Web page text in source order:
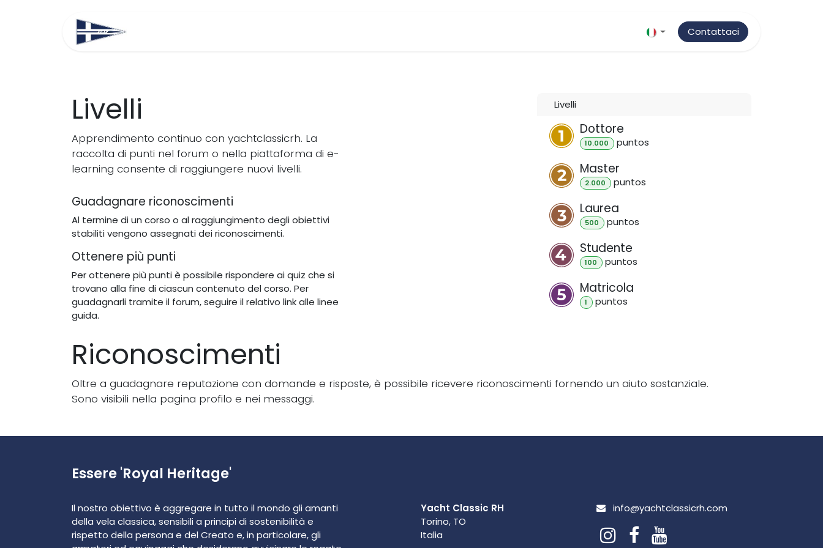
Notizie e Media Contattaci
Livelli
Apprendimento continuo con yachtclassicrh. La
raccolta di punti nel forum o nella piattaforma di e-
learning consente di raggiungere nuovi livelli.
Guadagnare riconoscimenti
Al termine di un corso o al raggiungimento degli obiettivi
stabiliti vengono assegnati dei riconoscimenti.
Ottenere più punti
Per ottenere più punti è possibile rispondere ai quiz che si
trovano alla fine di ciascun contenuto del corso. Per
guadagnarli tramite il forum, seguire il relativo link alle linee
guida.
Livelli
Dottore
10.000 puntos
Master
2.000 puntos
Laurea
500 puntos
Studente
100 puntos
Matricola
1 puntos
Riconoscimenti
Oltre a guadagnare reputazione con domande e risposte, è possibile ricevere riconoscimenti fornendo un aiuto sostanziale.
Sono visibili nella pagina profilo e nei messaggi.
Essere 'Royal Heritage'
Il nostro obiettivo è aggregare in tutto il mondo gli amanti
della vela classica, sensibili a principi di sostenibilità e
rispetto della persona e del Creato e, in particolare, gli
Yacht Classic RH
Torino, TO
Italia
info@yach​tclassicrh.com